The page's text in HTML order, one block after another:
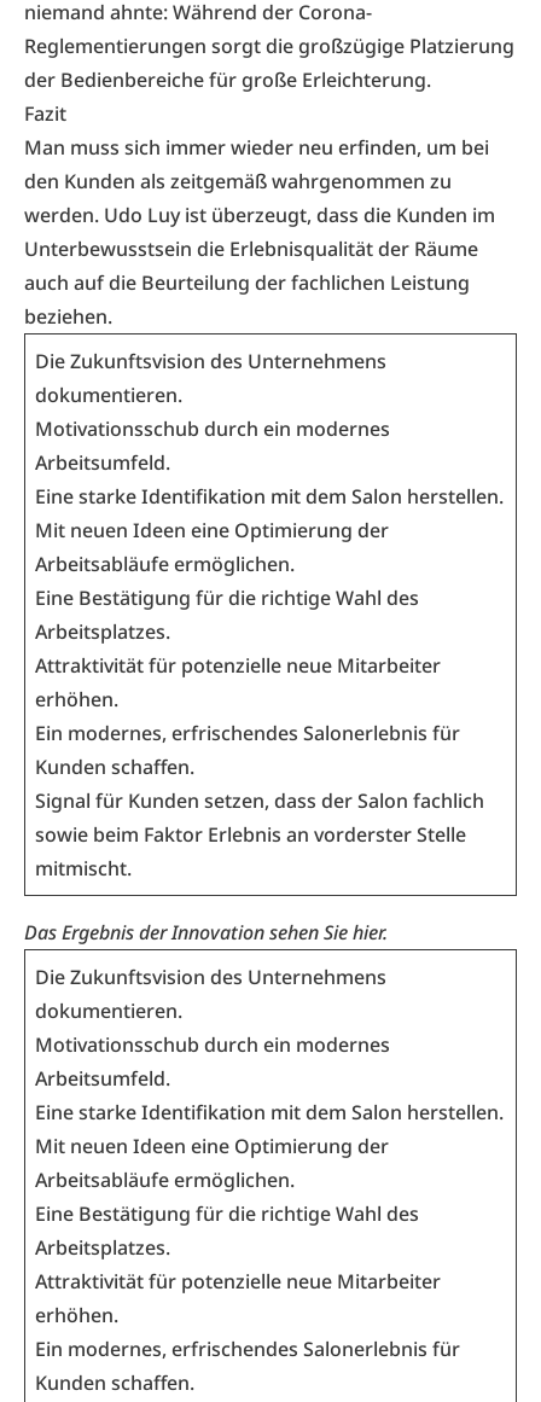
niemand ahnte: Während der ­Corona-
Reglementierungen sorgt die groß­zügige Platzierung
der Bedienbereiche für große Erleichterung.
Fazit
Man muss sich immer wieder neu erfinden, um bei
den Kunden als zeitgemäß wahrgenommen zu
werden. Udo Luy ist überzeugt, dass die Kunden im
Unterbewusstsein die Erlebnisqualität der Räume
auch auf die Beurteilung der fachlichen Leistung
beziehen.
Die Zukunftsvision des Unternehmens
dokumentieren.
Motivationsschub durch ein modernes
Arbeitsumfeld.
Eine starke Identifikation mit dem Salon herstellen.
Mit neuen Ideen eine Optimierung der
Arbeitsabläufe ermöglichen.
Eine Bestätigung für die richtige Wahl des
Arbeitsplatzes.
Attraktivität für potenzielle neue Mitarbeiter
erhöhen.
Ein modernes, erfrischendes Salonerlebnis für
Kunden schaffen.
Signal für Kunden setzen, dass der Salon fachlich
sowie beim Faktor Erlebnis an vorderster Stelle
mitmischt.
Das Ergebnis derInnovation sehen Sie hier.
Die Zukunftsvision des Unternehmens
dokumentieren.
Motivationsschub durch ein modernes
Arbeitsumfeld.
Eine starke Identifikation mit dem Salon herstellen.
Mit neuen Ideen eine Optimierung der
Arbeitsabläufe ermöglichen.
Eine Bestätigung für die richtige Wahl des
Arbeitsplatzes.
Attraktivität für potenzielle neue Mitarbeiter
erhöhen.
Ein modernes, erfrischendes Salonerlebnis für
Kunden schaffen.